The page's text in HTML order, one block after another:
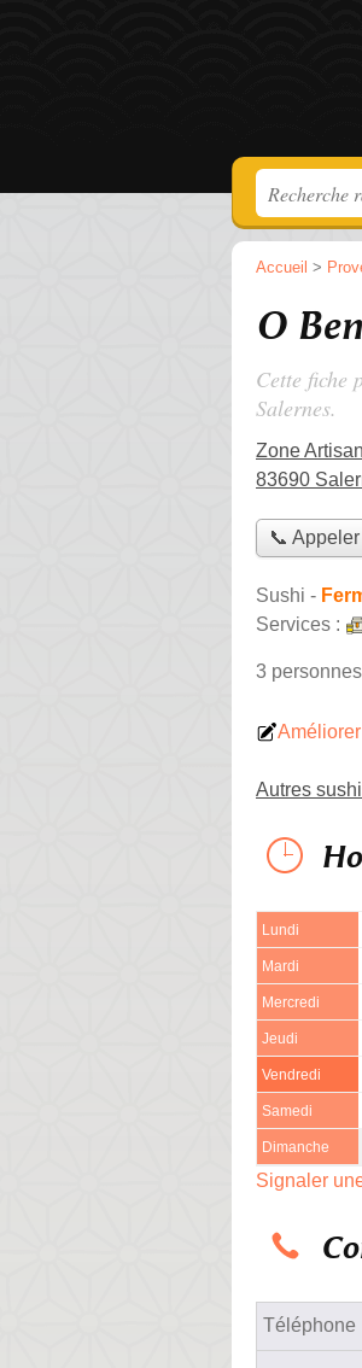
Accueil >
O
Cette fiche
Salernes.
Zone
83690
📞
Sushi -
Services :
3 personnes
Autres
Lundi
Mardi
Mercredi
Jeudi
Vendredi
Samedi
Dimanche
Signaler
Téléphone